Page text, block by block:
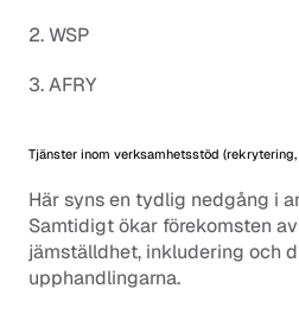
2. WSP
3. AFRY
Tjänster inom verksamhetsstöd
Här syns en tydlig nedgång i
Samtidigt ökar förekomsten
jämställdhet, inkludering och
upphandlingarna.